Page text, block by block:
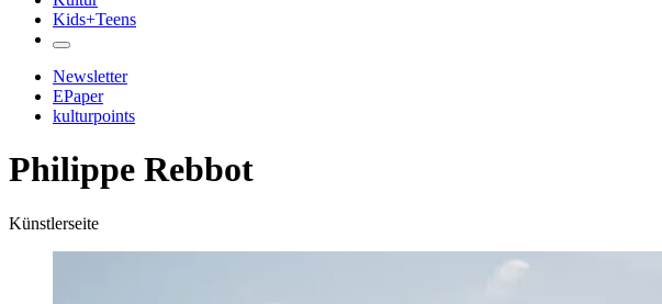
Kids+Teens
Newsletter
EPaper
kulturpoints
Philippe Rebbot
Künstlerseite